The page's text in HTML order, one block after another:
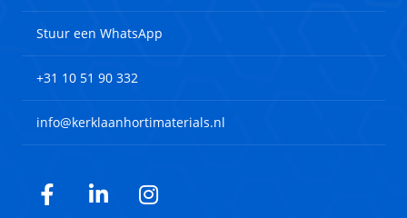
Stuur een WhatsApp
+31 10 51 90 332
info@kerklaanhortimaterials.nl
Facebook
LinkedInInstagram